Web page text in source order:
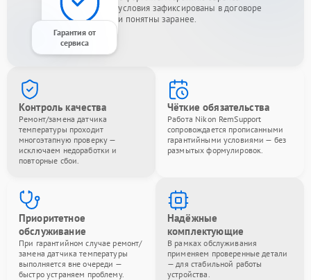
Гарантия от
сервиса
условия зафиксированы в договоре
и понятны заранее.
Контроль качества
Ремонт/замена датчика
температуры проходит
многоэтапную проверку —
исключаем недоработки и
повторные сбои.
Чёткие обязательства
Работа Nikon RemSupport
сопровождается прописанными
гарантийными условиями — без
размытых формулировок.
Приоритетное
обслуживание
При гарантийном случае ремонт/
замена датчика температуры
выполняется вне очереди —
быстро устраняем проблему.
Надёжные
комплектующие
В рамках обслуживания
применяем проверенные детали
— для стабильной работы
устройства.